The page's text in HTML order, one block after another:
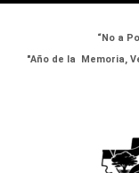
“No a
"Año de la Memoria,